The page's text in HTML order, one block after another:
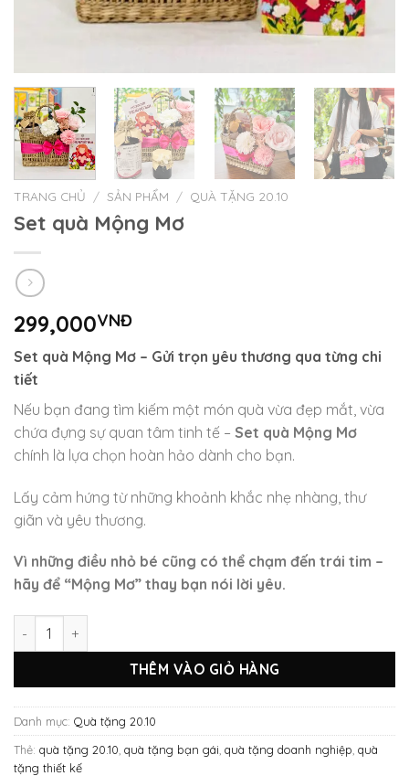
TRANG CHỦ / SẢN PHẨM / QUÀ TẶNG 20.10
Set quà Mộng Mơ
299,000VNĐ
Set quà Mộng Mơ – Gửi trọn yêu thương qua từng chi
tiết
Nếu bạn đang tìm kiếm một món quà vừa đẹp mắt, vừa
chứa đựng sự quan tâm tinh tế – Set quà Mộng Mơ
chính là lựa chọn hoàn hảo dành cho bạn.
Lấy cảm hứng từ những khoảnh khắc nhẹ nhàng, thư
giãn và yêu thương.
Vì những điều nhỏ bé cũng có thể chạm đến trái tim –
hãy để “Mộng Mơ” thay bạn nói lời yêu.
Set quà Mộng Mơ số lượng
THÊM VÀO GIỎ HÀNG
Danh mục: Quà tặng 20.10
Thẻ: quà tặng 20.10 quà tặng bạn gái quà tặng doanh nghiệp quà
tặng thiết kế